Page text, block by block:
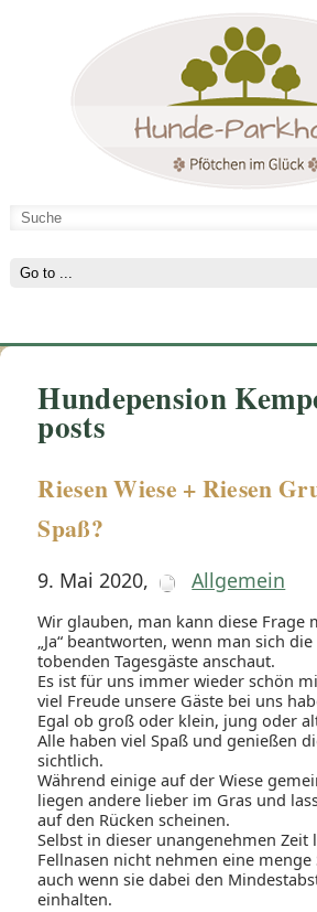
Hunde-Parkhotel
Hunde-Parkhotel
Hundepension
posts
Riesen Wiese + Riesen
Spaß?
9. Mai 2020, Allgemein
Wir glauben, man kann diese Frage
„Ja“ beantworten, wenn man sich
tobenden Tagesgäste anschaut.
Es ist für uns immer wieder schön
viel Freude unsere Gäste bei uns
Egal ob groß oder klein, jung oder
Alle haben viel Spaß und genießen
sichtlich.
Während einige auf der Wiese
liegen andere lieber im Gras und
auf den Rücken scheinen.
Selbst in dieser unangenehmen Zeit
Fellnasen nicht nehmen eine menge
auch wenn sie dabei den
einhalten.